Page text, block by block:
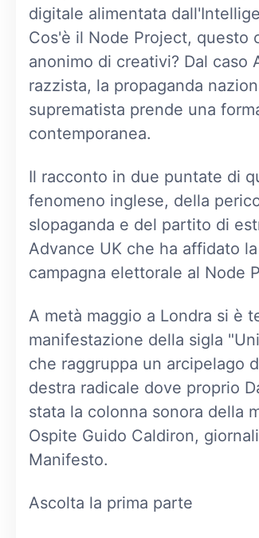
digitale alimentata
Cos'è il Node Project, questo
anonimo di creativi? Dal caso
razzista, la propaganda
suprematista prende una
contemporanea.
Il racconto in due puntate di
fenomeno inglese, della
slopaganda e del partito di
Advance UK che ha affidato
campagna elettorale al Node
A metà maggio a Londra si è
manifestazione della sigla
che raggruppa un arcipelago
destra radicale dove proprio
stata la colonna sonora della
Ospite Guido Caldiron,
Manifesto.
Ascolta la prima parte